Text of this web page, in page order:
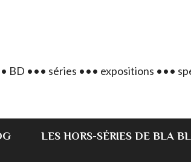
BD ••• séries ••• expositions •••
LES HORS-SÉRIES DE BLA